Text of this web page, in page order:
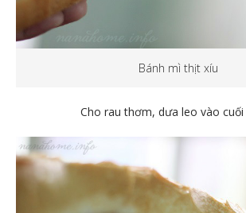
Bánh mì thịt xíu
Cho rau thơm, dưa leo vào cuối